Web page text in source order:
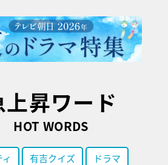
上昇ワード
HOT WORDS
有吉クイズ ドラマ